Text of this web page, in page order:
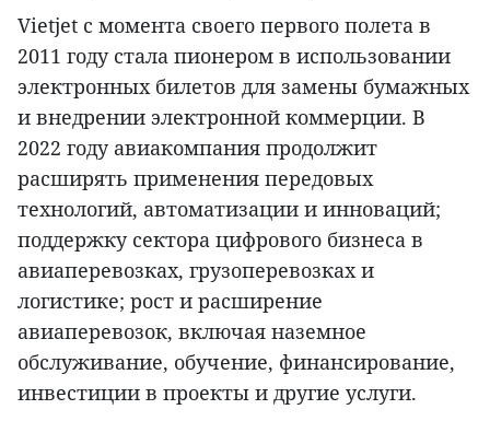
Vietjet с момента своего первого полета в
2011 году стала пионером в использовании
электронных билетов для замены бумажных
и внедрении электронной коммерции. В
2022 году авиакомпания продолжит
расширять применения передовых
технологий, автоматизации и инноваций;
поддержку сектора цифрового бизнеса в
авиаперевозках, грузоперевозках и
логистике; рост и расширение
авиаперевозок, включая наземное
обслуживание, обучение, финансирование,
инвестиции в проекты и другие услуги.